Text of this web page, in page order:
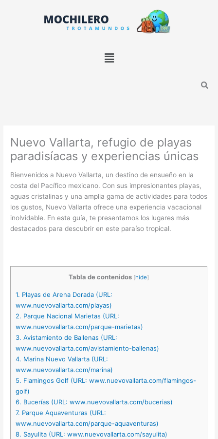
Menú
Nuevo Vallarta, refugio de playas
paradisíacas y experiencias únicas
Bienvenidos a Nuevo Vallarta, un destino de ensueño en la
costa del Pacífico mexicano. Con sus impresionantes playas,
aguas cristalinas y una amplia gama de actividades para todos
los gustos, Nuevo Vallarta ofrece una experiencia vacacional
inolvidable. En esta guía, te presentamos los lugares más
destacados para descubrir en este paraíso tropical.
Tabla de contenidos [hide]
1. Playas de Arena Dorada (URL:
www.nuevovallarta.com/playas)
2. Parque Nacional Marietas (URL:
www.nuevovallarta.com/parque-marietas)
3. Avistamiento de Ballenas (URL:
www.nuevovallarta.com/avistamiento-ballenas)
4. Marina Nuevo Vallarta (URL:
www.nuevovallarta.com/marina)
5. Flamingos Golf (URL: www.nuevovallarta.com/flamingos-
golf)
6. Bucerías (URL: www.nuevovallarta.com/bucerias)
7. Parque Aquaventuras (URL:
www.nuevovallarta.com/parque-aquaventuras)
8. Sayulita (URL: www.nuevovallarta.com/sayulita)